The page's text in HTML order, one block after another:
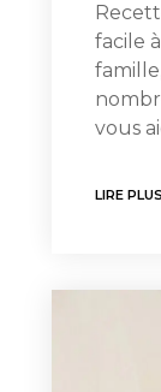
facile
vous
LIRE PLUS